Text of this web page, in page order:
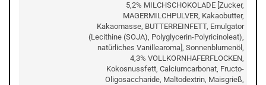
5,2% MILCHSCHOKOLADE [Zucker,
MAGERMILCHPULVER, Kakaobutter,
Kakaomasse, BUTTERREINFETT, Emulgator
(Lecithine (SOJA), Polyglycerin-Polyricinoleat),
natürliches Vanillearoma], Sonnenblumenöl,
4,3% VOLLKORNHAFERFLOCKEN,
Kokosnussfett, Calciumcarbonat, Fructo-
Oligosaccharide, Maltodextrin, Maisgrieß,